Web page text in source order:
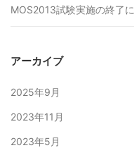
MOS2013試験実施の終了
アーカイブ
2025年9月
2023年11月
2023年5月